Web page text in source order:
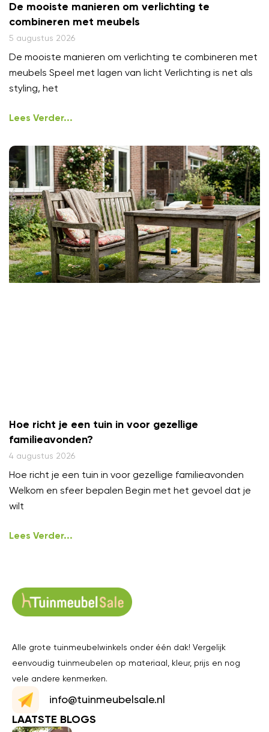
De mooiste manieren om verlichting te
combineren met meubels
5 augustus 2026
De mooiste manieren om verlichting te combineren met
meubels Speel met lagen van licht Verlichting is net als
styling, het
Lees Verder...
Hoe richt je een tuin in voor gezellige
familieavonden?
4 augustus 2026
Hoe richt je een tuin in voor gezellige familieavonden
Welkom en sfeer bepalen Begin met het gevoel dat je
wilt
Lees Verder...
Alle grote tuinmeubelwinkels onder één dak! Vergelijk
eenvoudig tuinmeubelen op materiaal, kleur, prijs en nog
vele andere kenmerken.
info@tuinmeubelsale.nl
LAATSTE BLOGS